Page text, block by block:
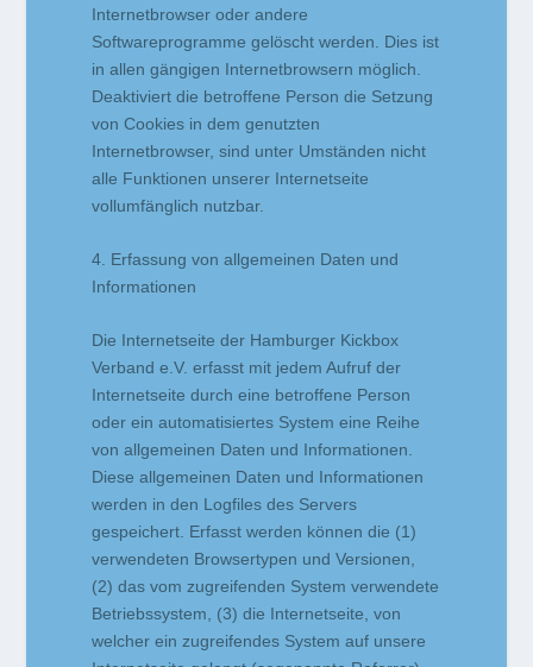
Internetbrowser oder andere
Softwareprogramme gelöscht werden. Dies ist
in allen gängigen Internetbrowsern möglich.
Deaktiviert die betroffene Person die Setzung
von Cookies in dem genutzten
Internetbrowser, sind unter Umständen nicht
alle Funktionen unserer Internetseite
vollumfänglich nutzbar.
4. Erfassung von allgemeinen Daten und
Informationen
Die Internetseite der Hamburger Kickbox
Verband e.V. erfasst mit jedem Aufruf der
Internetseite durch eine betroffene Person
oder ein automatisiertes System eine Reihe
von allgemeinen Daten und Informationen.
Diese allgemeinen Daten und Informationen
werden in den Logfiles des Servers
gespeichert. Erfasst werden können die (1)
verwendeten Browsertypen und Versionen,
(2) das vom zugreifenden System verwendete
Betriebssystem, (3) die Internetseite, von
welcher ein zugreifendes System auf unsere